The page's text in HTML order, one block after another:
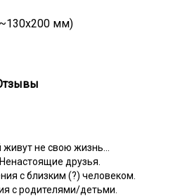
мм)
не свою жизнь...
друзья.
с близким (?) человеком.
с родителями/детьми.